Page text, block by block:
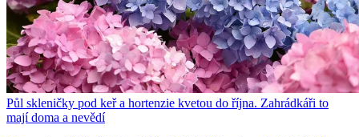
Půl skleničky pod keř a hortenzie kvetou do října. Zahrádkáři to
mají doma a nevědí